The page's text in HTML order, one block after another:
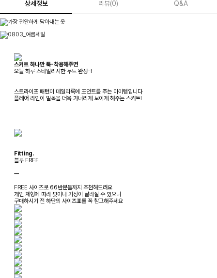
상세정보 리뷰(0) Q&A
스커트 하나만 툭-착용해주면
오늘 하루 스타일리시한 무드 완성-!
스트라이프 패턴이 데일리룩에 포인트를 주는 아이템입니다
플레어 라인이 발목을 더욱 가녀리게 보이게 해주는 스커트!
Fitting.
블루 FREE
ㅡ
FREE 사이즈로 66반분들까지 추천해드려요
개인 체형에 따라 핏이나 기장이 달라질 수 있으니
구매하시기 전 하단의 사이즈표를 꼭 참고해주세요